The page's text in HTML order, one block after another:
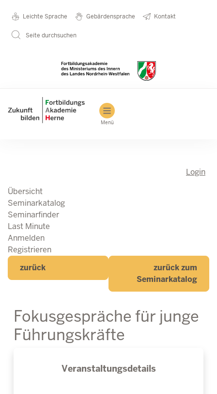
Metanavigation
Leichte Sprache Gebärdensprache Kontakt
Seite durchsuchen
Main navigation
Menü
Login
Übersicht
Seminarkatalog
Seminarfinder
Last Minute
Anmelden
Registrieren
zurück
zurück zum
Seminarkatalog
Fokusgespräche für junge
Führungskräfte
Veranstaltungsdetails